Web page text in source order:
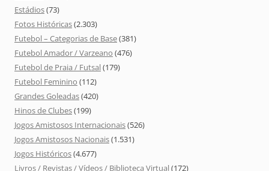
Estádios(73)
Fotos Históricas(2.303)
Futebol – Categorias de Base(381)
Futebol Amador / Varzeano (476)
Futebol de Praia / Futsal(179)
Futebol Feminino (112)
Grandes Goleadas(420)
Hinos de Clubes(199)
Jogos Amistosos Internacionais(526)
Jogos Amistosos Nacionais(1.531)
Jogos Históricos(4.677)
Livros / Revistas / Vídeos / Biblioteca Virtual(172)